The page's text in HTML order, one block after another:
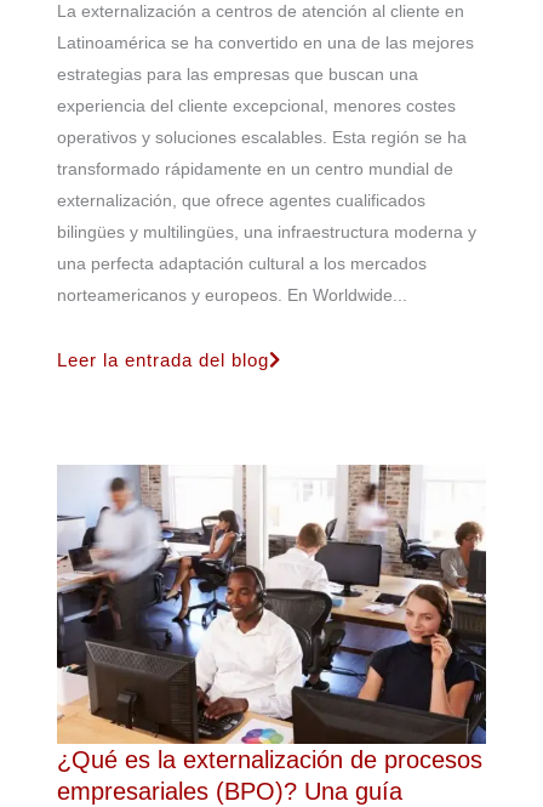
La externalización a centros de atención al cliente en
Latinoamérica se ha convertido en una de las mejores
estrategias para las empresas que buscan una
experiencia del cliente excepcional, menores costes
operativos y soluciones escalables. Esta región se ha
transformado rápidamente en un centro mundial de
externalización, que ofrece agentes cualificados
bilingües y multilingües, una infraestructura moderna y
una perfecta adaptación cultural a los mercados
norteamericanos y europeos. En Worldwide...
Leer la entrada del blog
¿Qué es la externalización de procesos
empresariales (BPO)? Una guía